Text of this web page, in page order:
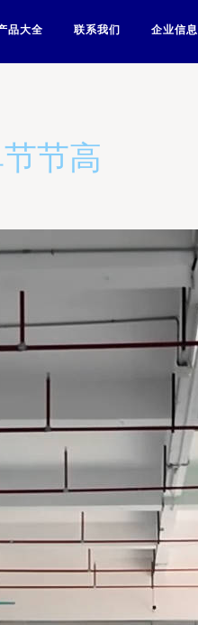
品大全 联系我们 企业信息
节高